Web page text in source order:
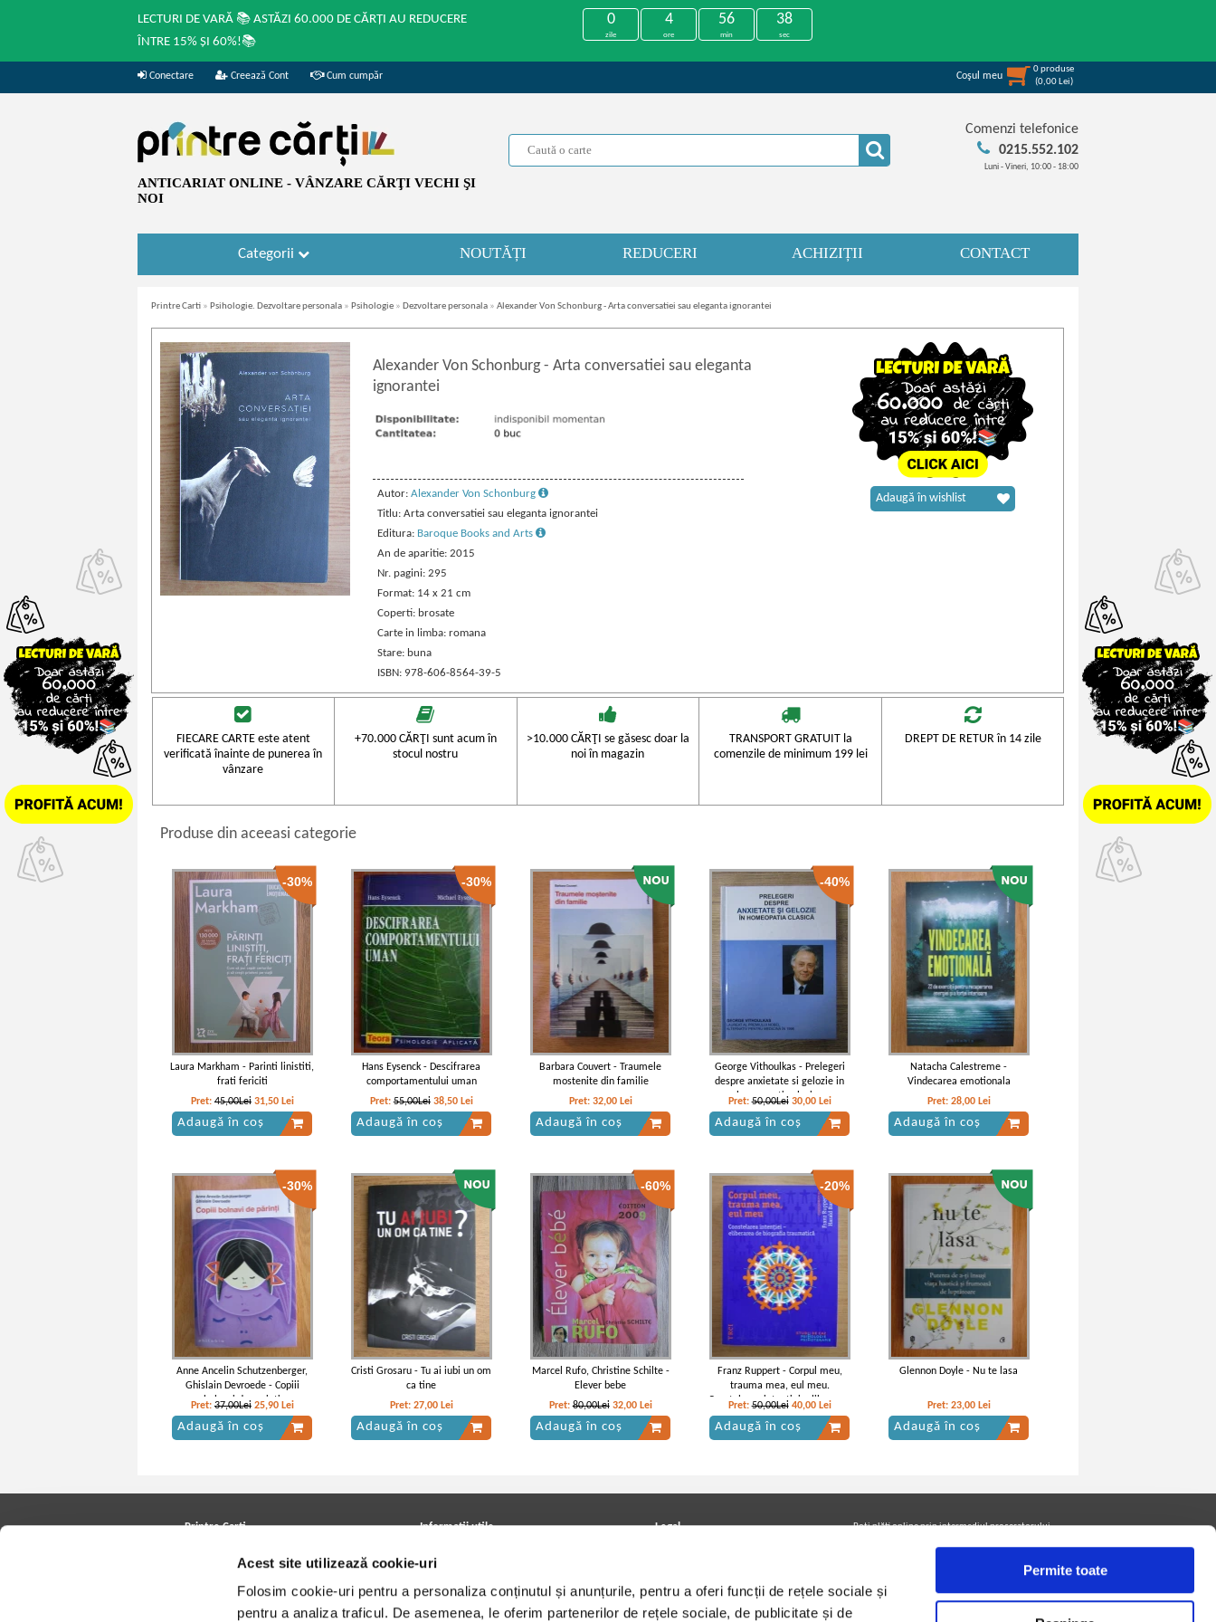
Acest site utilizează cookie-uri
Folosim cookie-uri pentru a personaliza conținutul și anunțurile, pentru a oferi funcții de rețele sociale și
pentru a analiza traficul. De asemenea, le oferim partenerilor de rețele sociale, de publicitate și de
Permite toate
LECTURI DE VARĂ 📚 ASTĂZI 60.000 DE CĂRȚI AU REDUCERE
ÎNTRE 15% ȘI 60%!📚
0
zile
4
ore
56
min
38
sec
Conectare Creează Cont Cum cumpăr Coşul meu
0produse
(0,00 Lei)
ANTICARIAT ONLINE - VÂNZARE CĂRŢI VECHI ŞI
NOI
Comenzi telefonice
0215.552.102
Luni - Vineri, 10:00 - 18:00
Categorii NOUTĂȚI REDUCERI ACHIZIȚII CONTACT
Printre Carti » Psihologie. Dezvoltare personala » Psihologie » Dezvoltare personala » Alexander Von Schonburg - Arta conversatiei sau eleganta ignorantei
Alexander Von Schonburg- Arta conversatiei sau eleganta
ignorantei
Autor: Alexander Von Schonburg
Titlu: Arta conversatiei sau eleganta ignorantei
Editura: Baroque Books and Arts
An de aparitie: 2015
Nr. pagini: 295
Format: 14 x 21 cm
Coperti: brosate
Carte in limba: romana
Stare: buna
ISBN: 978-606-8564-39-5
Adaugă în wishlist
FIECARE CARTE este atent
verificată înainte de punerea în
vânzare
+70.000 CĂRŢI sunt acum în
stocul nostru
>10.000 CĂRŢI se găsesc doar la
noi în magazin
TRANSPORT GRATUIT la
comenzile de minimum 199 lei
DREPT DE RETUR în 14 zile
Produse din aceeasi categorie
-30%
Laura Markham - Parinti linistiti,
frati fericiti
Pret: 45,00Lei 31,50 Lei
Adaugă în coș
-30%
Hans Eysenck - Descifrarea
comportamentului uman
Pret:55,00Lei 38,50 Lei
Adaugă în coș
Barbara Couvert - Traumele
mostenite din familie
Pret: 32,00 Lei
Adaugă în coș
-40%
George Vithoulkas - Prelegeri
despre anxietate si gelozie in
homeopatia clasica
Pret:50,00Lei 30,00 Lei
Adaugă în coș
Natacha Calestreme -
Vindecarea emotionala
Pret: 28,00 Lei
Adaugă în coș
-30%
Anne Ancelin Schutzenberger,
Ghislain Devroede - Copiii
bolnavi de parinti
Pret: 37,00Lei 25,90 Lei
Adaugă în coș
Cristi Grosaru - Tu ai iubi un om
ca tine
Pret: 27,00 Lei
Adaugă în coș
-60%
Marcel Rufo, Christine Schilte -
Elever bebe
Pret:80,00Lei 32,00 Lei
Adaugă în coș
-20%
Franz Ruppert - Corpul meu,
trauma mea, eul meu.
Constelarea intentiei, eliberarea
de biografia traumatica
Pret:50,00Lei 40,00 Lei
Adaugă în coș
Glennon Doyle - Nu te lasa
Pret: 23,00 Lei
Adaugă în coș
Printre Carti Informatii utile
Achizitii viniluri, casete, CD/DVD
Cum cumpar?
Politica de livrare
Legal
Termeni si conditii
Utilizare cookie-uri
Poţi plăti online prin intermediul procesatorului
Urmăreşte-ne pe facebook pentru a fi la curent cu